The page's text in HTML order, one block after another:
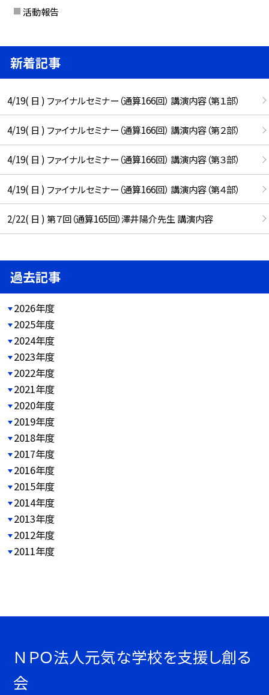
活動報告
新着記事
4/19( 日 ) ファイナルセミナー（通算166回） 講演内容（第１部）
4/19( 日 ) ファイナルセミナー（通算166回） 講演内容（第２部）
4/19( 日 ) ファイナルセミナー（通算166回） 講演内容（第３部）
4/19( 日 ) ファイナルセミナー（通算166回） 講演内容（第４部）
2/22( 日 ) 第７回（通算165回）澤井陽介先生 講演内容
過去記事
2026年度
2025年度
2024年度
2023年度
2022年度
2021年度
2020年度
2019年度
2018年度
2017年度
2016年度
2015年度
2014年度
2013年度
2012年度
2011年度
ＮＰＯ法人元気な学校を支援し創る
会